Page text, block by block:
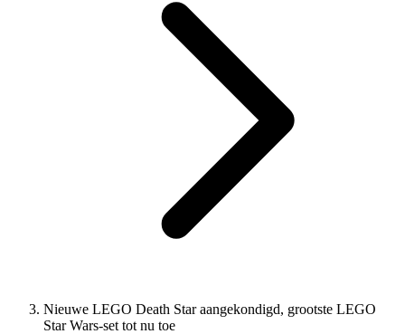
Nieuwe LEGO Death Star aangekondigd, grootste LEGO
Star Wars-set tot nu toe